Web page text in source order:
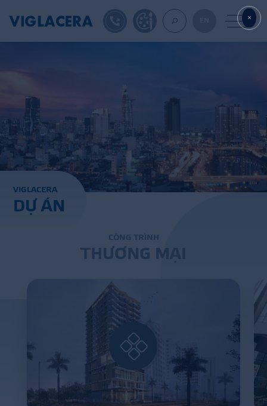
GẠCH ỐP LÁT
BÊ TÔNG KHÍ
DỰ
KÊNH PHÂN
THƯ
1900561582TỰ THIẾT KẾ
VIGLACERA
DỰ ÁN
CÔNG TRÌN H
THƯƠNG M